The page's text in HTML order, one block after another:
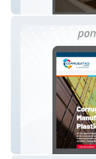
Corrugated